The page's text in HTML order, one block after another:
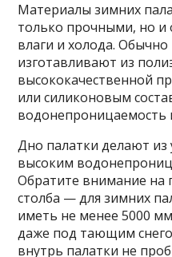
Материалы зимних
только прочными, но
влаги и холода.
изготавливают из
высококачественной
или силиконовым
водонепроницаемость
Дно палатки делают из
высоким
Обратите внимание на
столба — для зимних
иметь не менее 5000
даже под тающим
внутрь палатки не